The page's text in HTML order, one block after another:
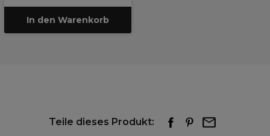
In den Warenkorb
Teile dieses Produkt: